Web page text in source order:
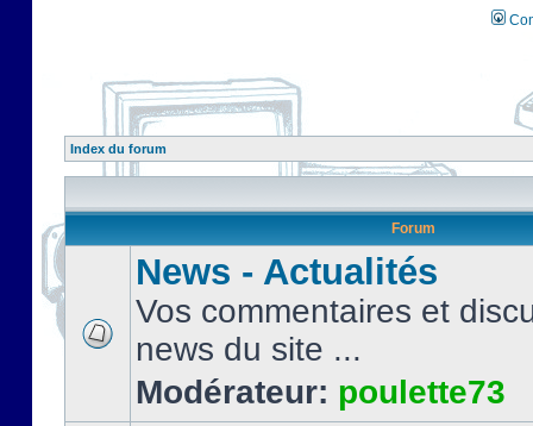
Index du forum
Forum
News - Actualités
Vos commentaires et
news du site ...
Modérateur: poulette73